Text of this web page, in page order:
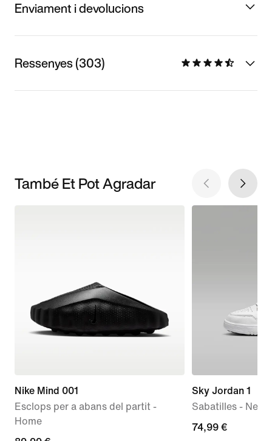
Enviament i devolucions
Ressenyes (303)
També Et Pot Agradar
Nike Mind 001
Esclops per a abans del partit -
Home
Sky Jordan 1
Sabatilles -
74,99 €
74,99 €